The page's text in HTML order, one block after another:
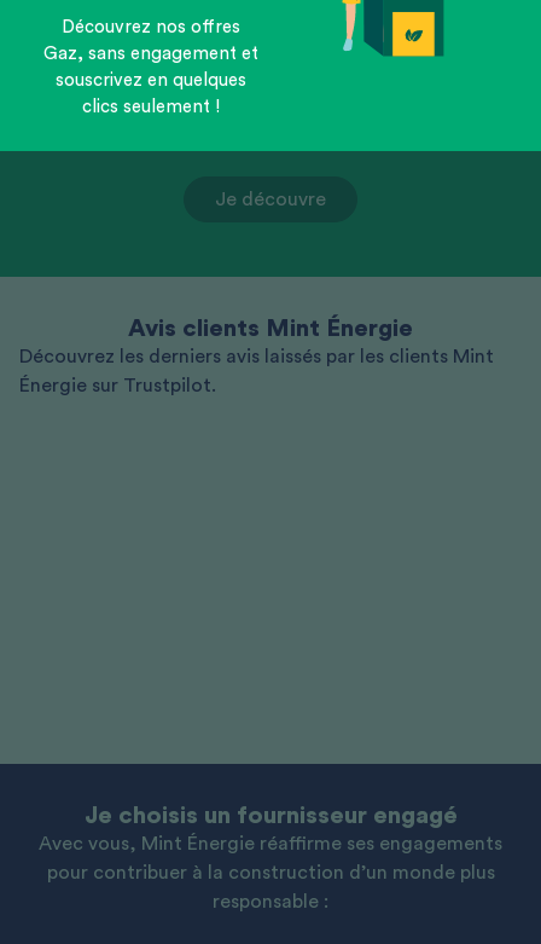
Découvrez nos offres
Gaz, sans engagement et
souscrivez en quelques
clics seulement !
Je découvre
Avis clients Mint Énergie
Découvrez les derniers avis laissés par les clients Mint
Énergie sur Trustpilot.
Je choisis un fournisseur engagé
Avec vous, Mint Énergie réaffirme ses engagements
pour contribuer à la construction d’un monde plus
responsable :